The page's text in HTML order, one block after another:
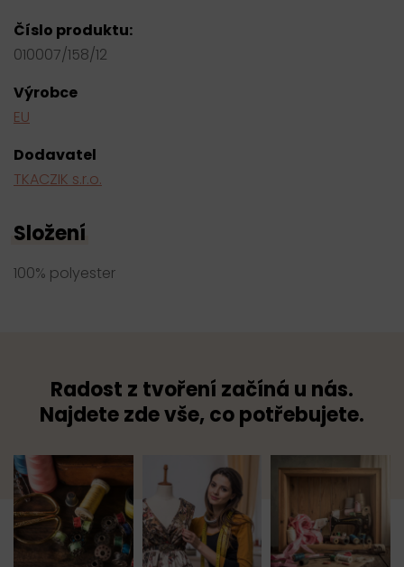
Číslo produktu:
010007/158/12
Výrobce
EU
Dodavatel
TKACZIK s.r.o.
Složení
100% polyester
Radost z tvoření začíná u nás.
Najdete zde vše, co potřebujete.